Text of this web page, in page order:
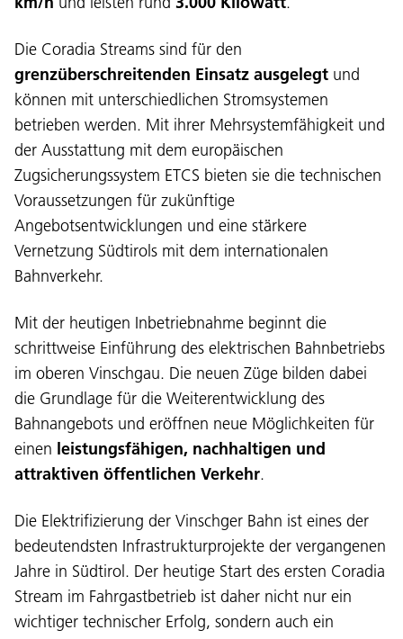
Sprache:
DEU
ITA LAD ENG
Service Desk: +39 0471 220880
Nutzungsbedingungen
Beschwerden
Jobs
Die Coradia Streams sind für den
grenzüberschreitenden Einsatz ausgelegt und
können mit unterschiedlichen Stromsystemen
betrieben werden. Mit ihrer Mehrsystemfähigkeit und
der Ausstattung mit dem europäischen
Zugsicherungssystem ETCS bieten sie die technischen
Voraussetzungen für zukünftige
Angebotsentwicklungen und eine stärkere
Vernetzung Südtirols mit dem internationalen
Bahnverkehr.
Mit der heutigen Inbetriebnahme beginnt die
schrittweise Einführung des elektrischen Bahnbetriebs
im oberen Vinschgau. Die neuen Züge bilden dabei
die Grundlage für die Weiterentwicklung des
Bahnangebots und eröffnen neue Möglichkeiten für
einen leistungsfähigen, nachhaltigen und
attraktiven öffentlichen Verkehr.
Die Elektrifizierung der Vinschger Bahn ist eines der
bedeutendsten Infrastrukturprojekte der vergangenen
Jahre in Südtirol. Der heutige Start des ersten Coradia
Stream im Fahrgastbetrieb ist daher nicht nur ein
wichtiger technischer Erfolg, sondern auch ein